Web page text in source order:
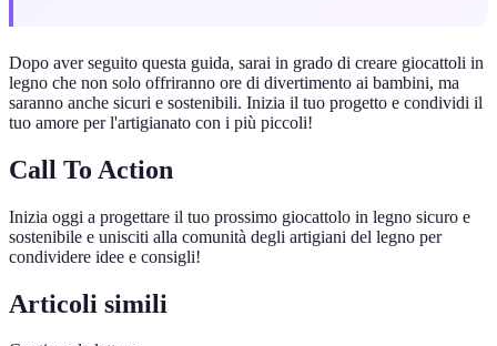
Dopo aver seguito questa guida, sarai in grado di creare giocattoli in
legno che non solo offriranno ore di divertimento ai bambini, ma
saranno anche sicuri e sostenibili. Inizia il tuo progetto e condividi il
tuo amore per l'artigianato con i più piccoli!
Call To Action
Inizia oggi a progettare il tuo prossimo giocattolo in legno sicuro e
sostenibile e unisciti alla comunità degli artigiani del legno per
condividere idee e consigli!
Articoli simili